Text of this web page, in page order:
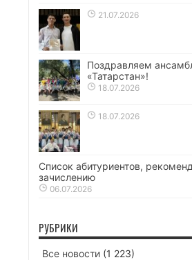
21.07.2026
Поздравляем
«Татарстан»!
18.07.2026
18.07.2026
Список абитуриентов,
зачислению
06.07.2026
РУБРИКИ
Все новости (1 223)